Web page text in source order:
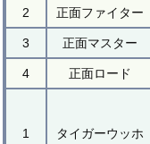
2 正面ファイター
3 正面マスター
4 正面ロード
1 タイガーウッホ